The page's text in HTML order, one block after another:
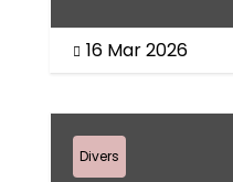
 16 Mar 2026
Divers